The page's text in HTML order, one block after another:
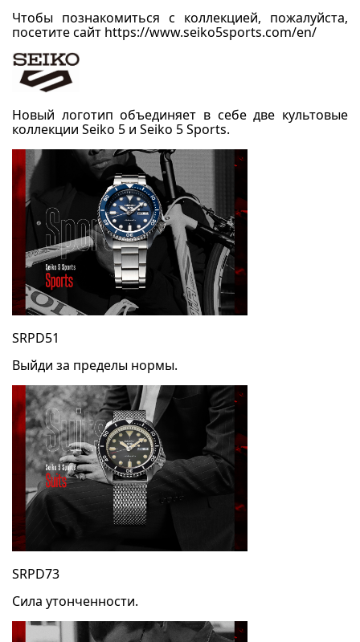
Чтобы познакомиться с коллекцией, пожалуйста,
посетите сайт https://www.seiko5sports.com/en/
Новый логотип объединяет в себе две культовые
коллекции Seiko 5 и Seiko 5 Sports.
SRPD51
Выйди за пределы нормы.
SRPD73
Сила утонченности.